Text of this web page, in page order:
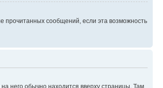
прочитанных сообщений, если эта возможность
на него обычно находится вверху страницы. Там